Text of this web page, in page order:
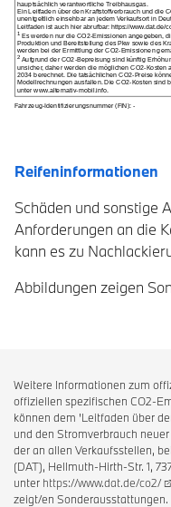
Reifeninformationen
Schäden und sonstige
Anforderungen an die
kann es zu
Abbildungen zeigen
Weitere Informationen zum
offiziellen spezifischen CO2-
können dem 'Leitfaden über
und den Stromverbrauch
der an allen Verkaufsstellen,
(DAT), Hellmuth-Hirth-Str. 1,
unter https://www.dat.de/co2/
zeigt/en Sonderausstattungen.